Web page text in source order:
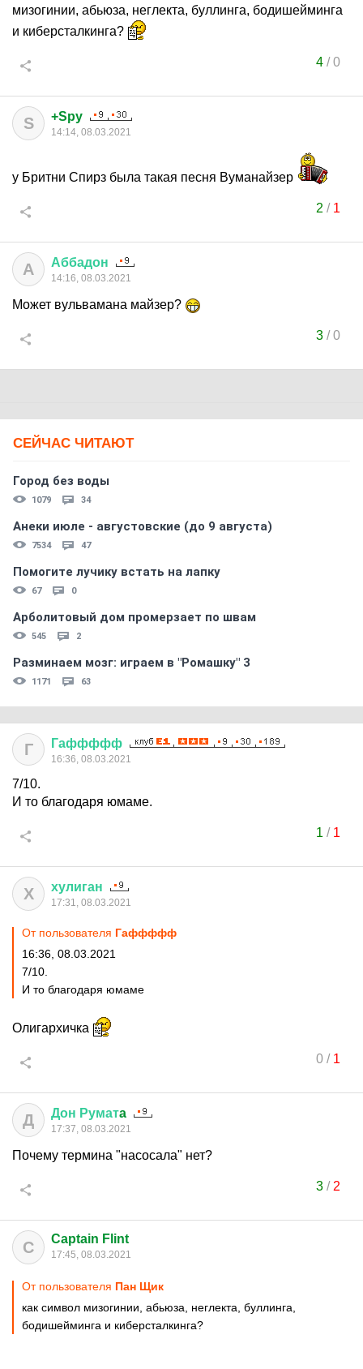
мизогинии, абьюза, неглекта, буллинга, бодишейминга
и киберсталкинга?
4/0
S +Spy
14:14, 08.03.2021
у Бритни Спирз была такая песня Вуманайзер
2 / 1
А Аббадон
14:16, 08.03.2021
Может вульвамана майзер?
3/0
СЕЙЧАС ЧИТАЮТ
Город без воды
1079 34
Анеки июле - августовские (до 9 августа)
7534 47
Помогите лучику встать на лапку
67 0
Арболитовый дом промерзает по швам
545 2
Разминаем мозг: играем в "Ромашку" 3
1171 63
Г Гаффффф
16:36, 08.03.2021
7/10.
И то благодаря юмаме.
1 / 1
Х хулиган
17:31, 08.03.2021
От пользователя Гаффффф
16:36, 08.03.2021
7/10.
И то благодаря юмаме
Олигархичка
0/ 1
Д Дон Руматa
17:37, 08.03.2021
Почему термина "насосала" нет?
3/ 2
C Captain Flint
17:45, 08.03.2021
От пользователя Пан Щик
как символ мизогинии, абьюза, неглекта, буллинга,
бодишейминга и киберсталкинга?